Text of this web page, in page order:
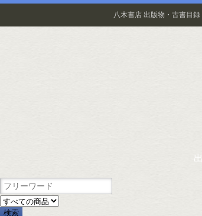
八木書店 出版物・古書目